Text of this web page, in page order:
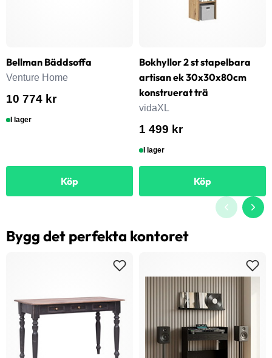
Bellman Bäddsoffa
Venture Home
10 774 kr
I lager
Köp
Bokhyllor 2 st stapelbara
artisan ek 30x30x80cm
konstruerat trä
vidaXL
1 499 kr
I lager
Köp
Bygg det perfekta kontoret